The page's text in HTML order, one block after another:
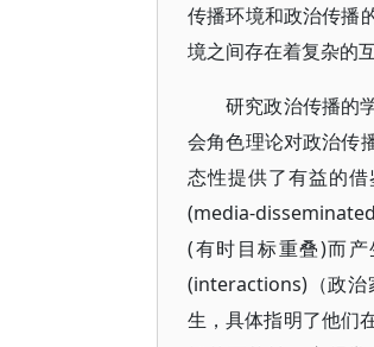
传播环境和政治传播
境之间存在着复杂的
研究政治传播的
会角色理论对政治传
态性提供了有益的
(media-
(有时目标重叠)而
(interactions)（政治
生，具体指明了他们